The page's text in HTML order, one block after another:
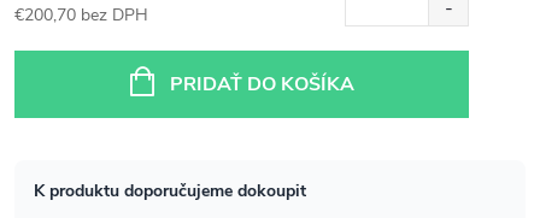
€200,70 bez DPH
PRIDAŤ DO KOŠÍKA